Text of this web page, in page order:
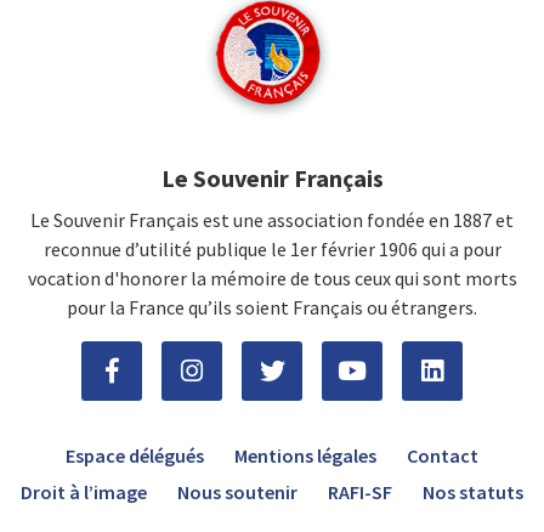
Le Souvenir Français
Le Souvenir Français est une association fondée en 1887 et
reconnue d’utilité publique le 1er février 1906 qui a pour
vocation d'honorer la mémoire de tous ceux qui sont morts
pour la France qu’ils soient Français ou étrangers.
Espace délégués Mentions légales
Contact
Droit à l’image
Nous soutenir RAFI-SF Nos statuts